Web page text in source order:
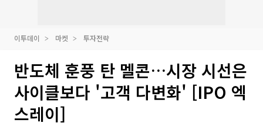
이투데이 마켓 투자전략
반도체 훈풍 탄 멜콘…시장 시선은
사이클보다 '고객 다변화' [IPO 엑
스레이]